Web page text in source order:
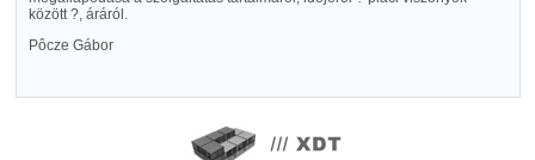
között ?, áráról.
Pôcze Gábor